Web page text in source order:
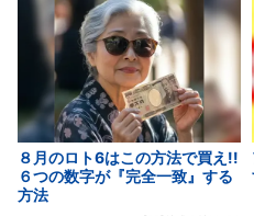
８月のロト6はこの方法で買え!!
６つの数字が『完全一致』する
方法